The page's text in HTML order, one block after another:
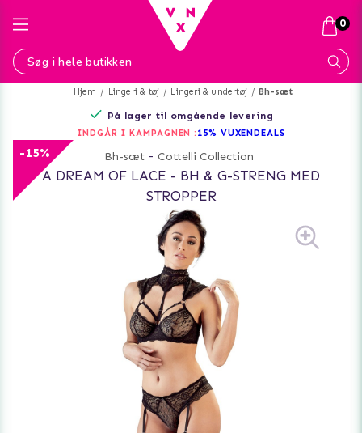
Hjem Lingeri & tøj Lingeri & undertøj Bh-sæt
På lager til omgående levering
INDGÅR I KAMPAGNEN : 15% VUXENDEALS
-15% Bh-sæt - Cottelli Collection
A DREAM OF LACE - BH & G-STRENG MED
STROPPER
0